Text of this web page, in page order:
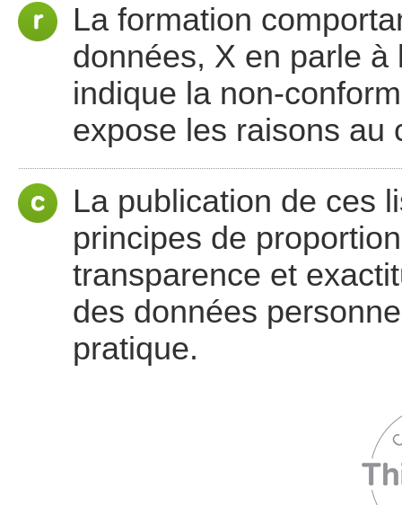
La formation
données, X en parle à
indique la non-
expose les raisons au
La publication de ces
principes de
transparence et
des données
pratique.